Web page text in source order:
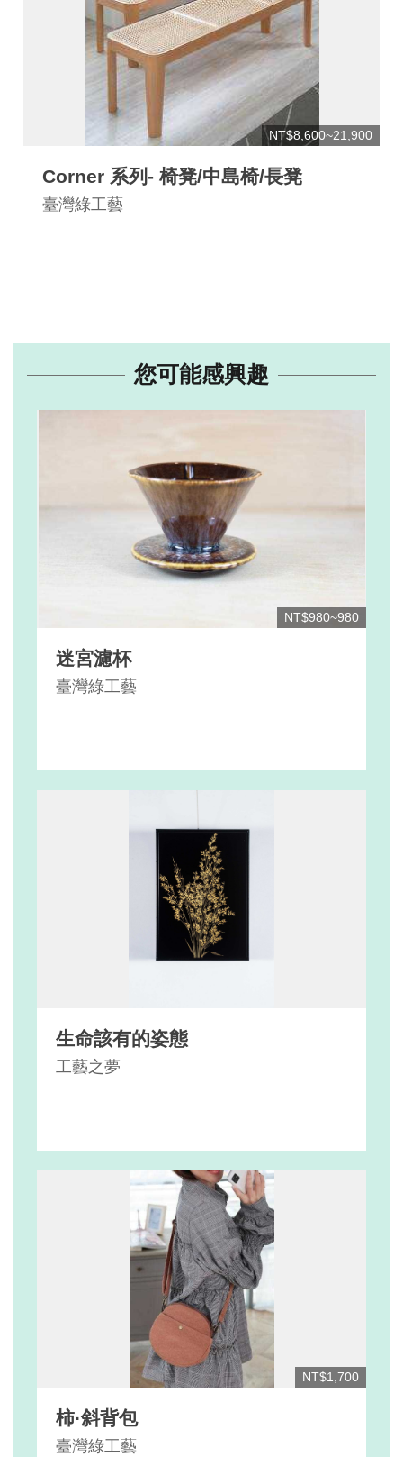
NT$8,600~21,900
Corner 系列- 椅凳/中島椅/長凳
臺灣綠工藝
您可能感興趣
NT$980~980
迷宮濾杯
臺灣綠工藝
生命該有的姿態
工藝之夢
NT$1,700
柿·斜背包
臺灣綠工藝